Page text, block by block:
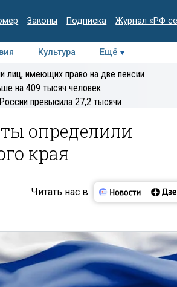
Законы Подписка Журнал «РФ
Культура
Ещё
Интервью Колумнисты
лиц, имеющих право на две пенсии
на 409 тысяч человек
превысила 27,2 тысячи
определили
края
Читать нас в